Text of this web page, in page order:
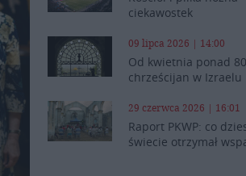
ciekawostek
09 lipca 2026 | 14:00
Od kwietnia ponad
chrześcijan w Izraelu
29 czerwca 2026 | 16:01
Raport PKWP: co
świecie otrzymał